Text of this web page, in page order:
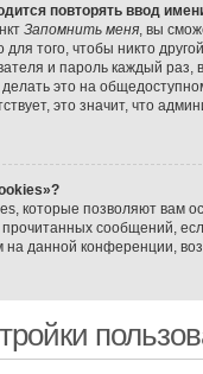
повторять ввод
Запомнить меня, вы
того, чтобы никто
и пароль каждый
это на
это значит, что
которые позволяют вам
прочитанных сообщений,
на данной конференции,